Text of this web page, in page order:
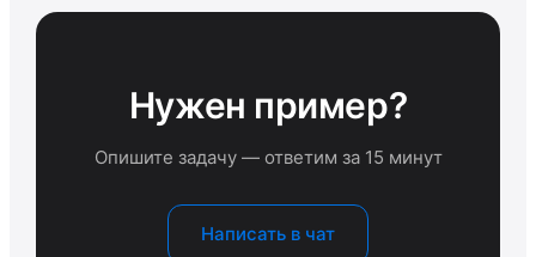
Нужен пример?
Опишите задачу — ответим за 15 минут
Написать в чат